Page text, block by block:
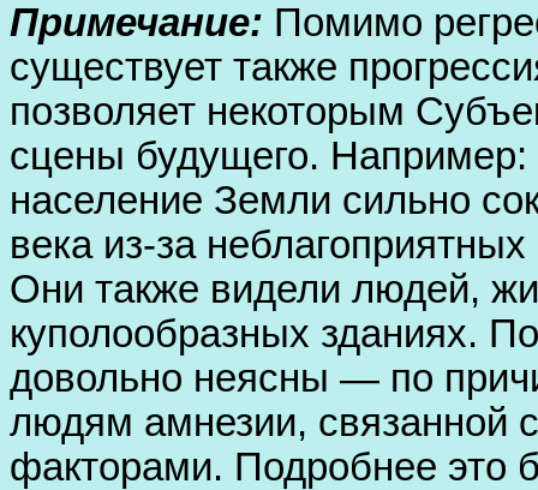
Примечание: Помимо
существует также
позволяет некоторым
сцены будущего. Например:
население Земли сильно
века из-за
Они также видели людей,
куполообразных зданиях.
довольно неясны — по
людям амнезии, связанной
факторами. Подробнее это